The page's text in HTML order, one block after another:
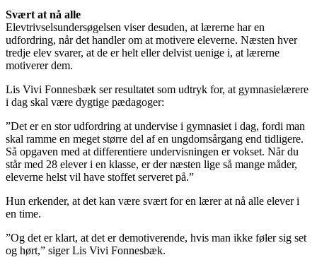
Svært at nå alle
Elevtrivselsundersøgelsen viser desuden, at lærerne har en
udfordring, når det handler om at motivere eleverne. Næsten hver
tredje elev svarer, at de er helt eller delvist uenige i, at lærerne
motiverer dem.
Lis Vivi Fonnesbæk ser resultatet som udtryk for, at gymnasielærere
i dag skal være dygtige pædagoger:
”Det er en stor udfordring at undervise i gymnasiet i dag, fordi man
skal ramme en meget større del af en ungdomsårgang end tidligere.
Så opgaven med at differentiere undervisningen er vokset. Når du
står med 28 elever i en klasse, er der næsten lige så mange måder,
eleverne helst vil have stoffet serveret på.”
Hun erkender, at det kan være svært for en lærer at nå alle elever i
en time.
”Og det er klart, at det er demotiverende, hvis man ikke føler sig set
og hørt,” siger Lis Vivi Fonnesbæk.